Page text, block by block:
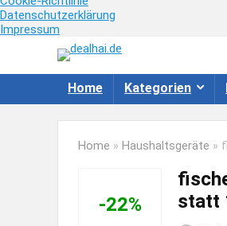
Datenschutzerklärung
Impressum
Home Kategorien
Home » Haushaltsgeräte »
-22%
statt